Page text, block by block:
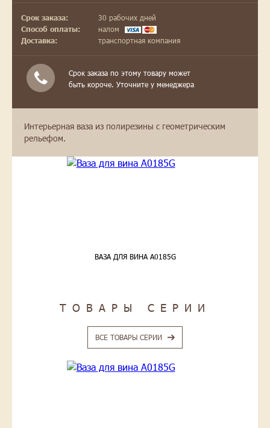
Срок заказа: 30 рабочих дней
Способ оплаты: налом
Доставка: транспортная компания
Срок заказа по этому товару может
быть короче. Уточните у менеджера
Интерьерная ваза из полирезины с геометрическим
рельефом.
ВАЗА ДЛЯ ВИНА A0185G
ТОВАРЫ СЕРИИ
ВСЕ ТОВАРЫ СЕРИИ